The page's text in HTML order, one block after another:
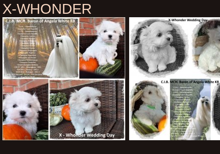
X-WHONDER